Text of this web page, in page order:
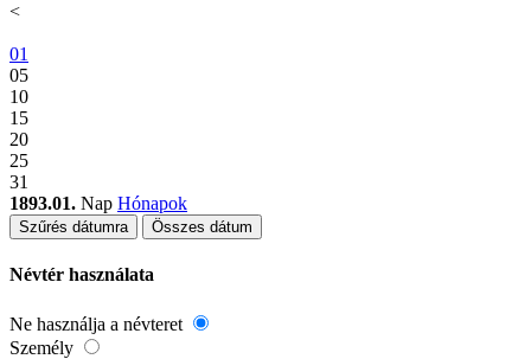
<
01
05
10
15
20
25
31
1893.01. Nap Hónapok
Szűrés dátumra Összes dátum
Névtér használata
Ne használja a névteret
Személy